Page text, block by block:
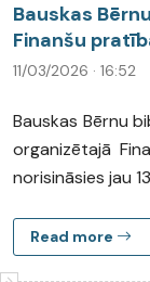
Bauskas
Finanšu
11/03/2026 · 16:52
Bauskas Bērnu
organizētajā
norisināsies jau
Read more